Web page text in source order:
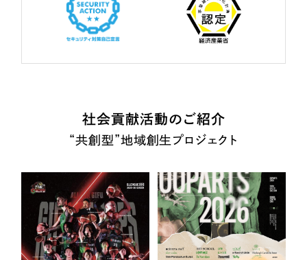
社会貢献活動のご紹介
“共創型”地域創生プロジェクト